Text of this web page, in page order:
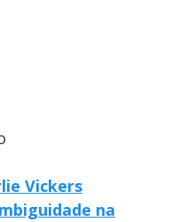
Vickers
na